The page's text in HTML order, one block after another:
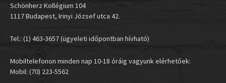
Schönherz Kollégium 104
1117 Budapest, Irinyi József utca 42.
Tel.: (1) 463-3657 (ügyeleti időpontban hívható)
Mobiltelefonon minden nap 10-18 óráig vagyunk elérhetőek:
Mobil: (70) 223-5562